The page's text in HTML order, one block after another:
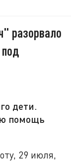
разорвало
дети.
помощь
29 июля,